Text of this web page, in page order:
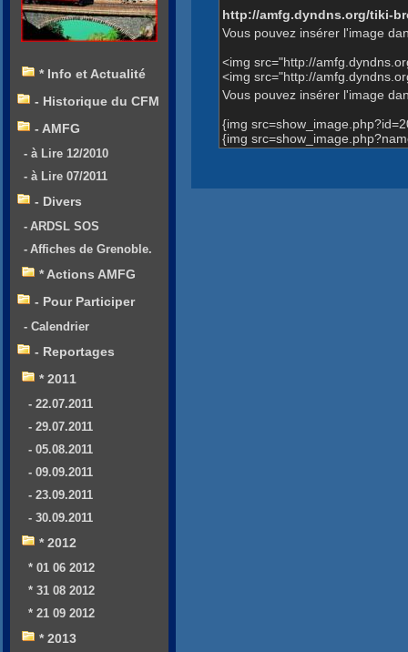
http://amfg.dyndns.org/tiki-
Vous pouvez insérer l'image
<img src="http://
<img src="http://
Vous pouvez insérer l'image
{img
{img
* Info et Actualité
- Historique du CFM
- AMFG
- à Lire 12/2010
- à Lire 07/2011
- Divers
- ARDSL SOS
- Affiches de Grenoble.
* Actions AMFG
- Pour Participer
- Calendrier
- Reportages
* 2011
- 22.07.2011
- 29.07.2011
- 05.08.2011
- 09.09.2011
- 23.09.2011
- 30.09.2011
* 2012
* 01 06 2012
* 31 08 2012
* 21 09 2012
* 2013